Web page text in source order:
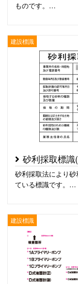
ものです。…
建設標識
砂利採取標識
砂利採取法により
ている標識です。…
建設標識